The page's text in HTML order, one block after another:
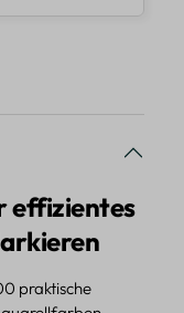
effizientes
praktische